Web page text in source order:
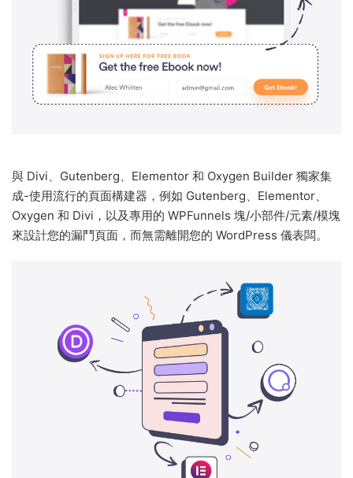
與 Divi、Gutenberg、Elementor 和 Oxygen Builder 獨家集
成-使用流行的頁面構建器，例如 Gutenberg、Elementor、
Oxygen 和 Divi，以及專用的 WPFunnels 塊/小部件/元素/模塊
來設計您的漏鬥頁面，而無需離開您的 WordPress 儀表闆。